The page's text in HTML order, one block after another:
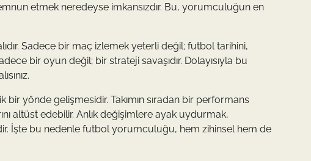
etmek neredeyse imkansızdır. Bu, yorumculuğun en
Sadece bir maç izlemek yeterli değil; futbol tarihini,
bir oyun değil; bir strateji savaşıdır. Dolayısıyla bu
bir yönde gelişmesidir. Takımın sıradan bir performans
altüst edebilir. Anlık değişimlere ayak uydurmak,
İşte bu nedenle futbol yorumculuğu, hem zihinsel hem de